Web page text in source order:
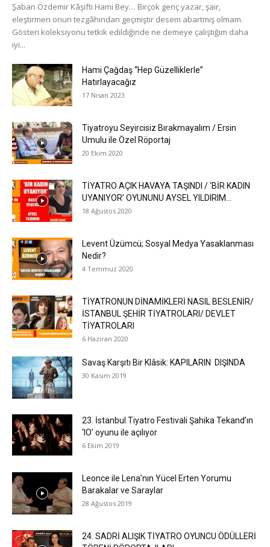
Şaban Özdemir Kâşifti Hami Bey… Birçok genç yazar, şair,
eleştirmen onun tezgâhından geçmiştir desem abartmış olmam.
Gösteri koleksiyonu tetkik edildiğinde ne demeye çalıştığım daha
iyi...
Hami Çağdaş “Hep Güzelliklerle”
Hatırlayacağız
17 Nisan 2023
Tiyatroyu Seyircisiz Bırakmayalım / Ersin
Umulu ile Özel Röportaj
20 Ekim 2020
TİYATRO AÇIK HAVAYA TAŞINDI / ‘BİR KADIN
UYANIYOR’ OYUNUNU AYSEL YILDIRIM...
18 Ağustos 2020
Levent Üzümcü; Sosyal Medya Yasaklanması
Nedir?
4 Temmuz 2020
TİYATRONUN DİNAMİKLERİ NASIL BESLENİR/
İSTANBUL ŞEHİR TİYATROLARI/ DEVLET
TİYATROLARI
6 Haziran 2020
Savaş Karşıtı Bir Klâsik: KAPILARIN DIŞINDA
30 Kasım 2019
23. İstanbul Tiyatro Festivali Şahika Tekand’ın
‘IO’ oyunu ile açılıyor
6 Ekim 2019
Leonce ile Lena’nın Yücel Erten Yorumu
Barakalar ve Saraylar
28 Ağustos 2019
24. SADRİ ALIŞIK TİYATRO OYUNCU ÖDÜLLERİ